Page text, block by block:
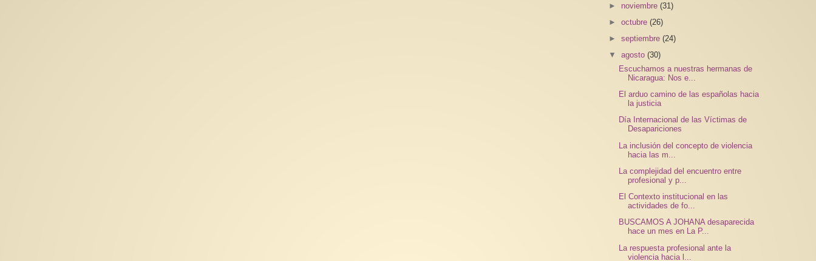
► noviembre(31)
►octubre(26)
►septiembre(24)
▼agosto(30)
Escuchamos a nuestras hermanas de
Nicaragua: Nos e...
El arduo camino de las españolas hacia
la justicia
Día Internacional de las Víctimas de
Desapariciones
La inclusión del concepto de violencia
hacia las m...
La complejidad del encuentro entre
profesional y p...
El Contexto institucional en las
actividades de fo...
BUSCAMOS A JOHANA desaparecida
hace un mes en La P...
La respuesta profesional ante la
violencia hacia l...